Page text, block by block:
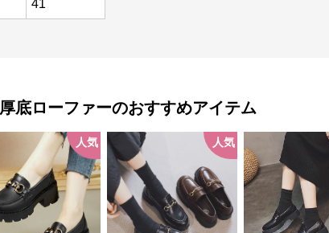
41
厚底ローファーのおすすめアイテム
人気 人気